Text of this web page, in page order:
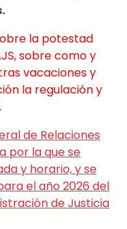
la potestad
sobre como y
vacaciones y
la regulación y
de Relaciones
por la que se
y horario, y se
el año 2026 del
de Justicia